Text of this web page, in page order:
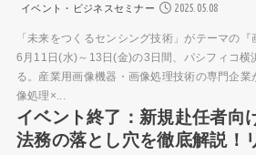
イベント・ビジネスセミナー 2025.05.08
「未来をつくるセンシング技術」がテーマの
6月11日(水)～13日(金)の3日間、パシフィコ横
る。産業用画像機器・画像処理技術の専門企
像処理×...
イベント終了：新規赴任者向
法務の落とし穴を徹底解説！